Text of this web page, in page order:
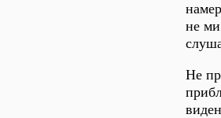
не
Не